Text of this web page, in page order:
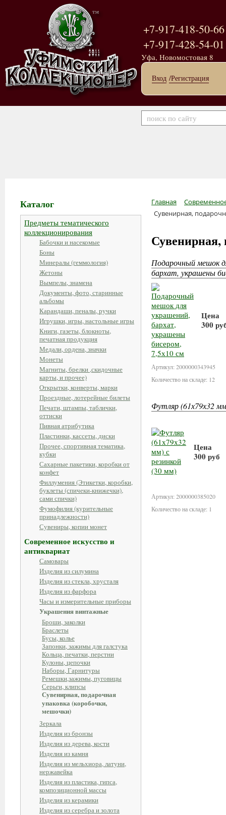
+7-917-418-50-66
+7-917-428-54-01
Уфа, Новомостовая 8
Вход /Регистрация
Каталог
Предметы тематического
коллекционирования
Бабочки и насекомые
Боны
Минералы (геммология)
Жетоны
Вымпелы, знамена
Документы, фото, старинные
альбомы
Карандаши, пеналы, ручки
Игрушки, игры, настольные игры
Книги, газеты, блокноты,
печатная продукция
Медали, ордена, значки
Монеты
Магниты, брелки ,скидочные
карты, и прочее)
Открытки, конверты, марки
Проездные, лотерейные билеты
Печати, штампы, таблички,
оттиски
Пивная атрибутика
Пластинки, кассеты, диски
Прочее, спортивная тематика,
кубки
Сахарные пакетики, коробки от
конфет
Филлумения (Этикетки, коробки,
буклеты (спичеки-книжечки),
сами спички)
Фумофилия (курительные
принадлежности)
Сувениры, копии монет
Современное искусство и
антиквариат
Самовары
Изделия из силумина
Изделия из стекла, хрусталя
Изделия из фарфора
Часы и измерительные приборы
Украшения винтажные
Броши, заколки
Браслеты
Бусы, колье
Запонки, зажимы для галстука
Кольца, печатки, перстни
Кулоны, цепочки
Наборы, Гарнитуры
Ремешки,зажимы, пуговицы
Серьги, клипсы
Сувенирная, подарочная
упаковка (коробочки,
мешочки)
Зеркала
Изделия из бронзы
Изделия из дерева, кости
Изделия из камня
Изделия из мельхиора, латуни,
нержавейка
Изделия из пластика, гипса,
композиционной массы
Изделия из керамики
Изделия из серебра и золота
Главная
Сувенирная,
Сувенирная,
Подарочный мешок
бархат, украшены
Цена
300
Артикул: 2000000343945
Количество на складе: 12
Футляр (61х79х32
Цена
300 руб
Артикул: 2000000385020
Количество на складе: 1